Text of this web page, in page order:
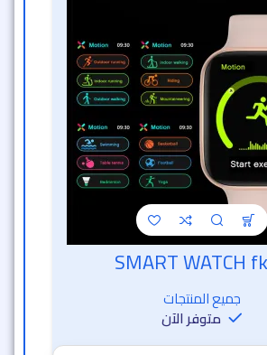
SMART WATCH
جميع المنتجات
متوفر الآن